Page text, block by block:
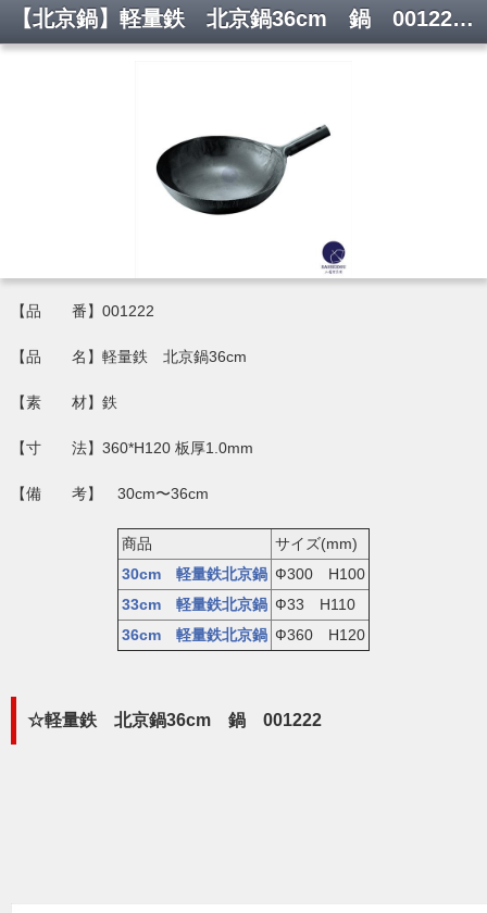
【北京鍋】軽量鉄 北京鍋36cm 鍋 001222 φ360*H120 板厚1.0mm
【品 番】001222
【品 名】軽量鉄 北京鍋36cm
【素 材】鉄
【寸 法】360*H120 板厚1.0mm
【備 考】 30cm〜36cm
商品
サイズ(mm)
30cm 軽量鉄北京鍋 Ф300 H100
33cm 軽量鉄北京鍋 Ф33 H110
36cm 軽量鉄北京鍋 Ф360 H120
☆軽量鉄 北京鍋36cm 鍋 001222